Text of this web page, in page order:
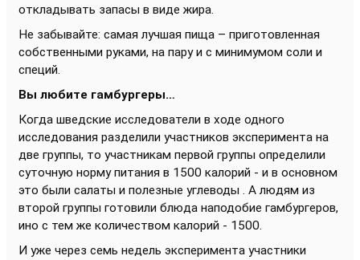
откладывать запасы в виде жира.
Не забывайте: самая лучшая пища – приготовленная
собственными руками, на пару и с минимумом соли и
специй.
Вы любите гамбургеры…
Когда шведские исследователи в ходе одного
исследования разделили участников эксперимента на
две группы, то участникам первой группы определили
суточную норму питания в 1500 калорий - и в основном
это были салаты и полезные углеводы . А людям из
второй группы готовили блюда наподобие гамбургеров,
ино с тем же количеством калорий - 1500.
И уже через семь недель эксперимента участники